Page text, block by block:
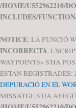
/HOME/U552962210/
INCLUDES/
NOTICE: LA FUNCIÓ
INCORRECTA.
WAYPOINTS» S'HA
ESTAN REGISTRADES:
DEPURACIÓ EN EL
MISSATGE S'HA